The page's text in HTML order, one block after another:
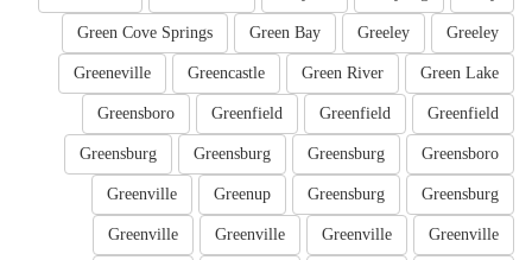
Greeley
Greeley
Green Bay
Green Cove Springs
Green Lake
Green River
Greencastle
Greeneville
Greenfield
Greenfield
Greenfield
Greensboro
Greensboro
Greensburg
Greensburg
Greensburg
Greensburg
Greensburg
Greenup
Greenville
Greenville
Greenville
Greenville
Greenville